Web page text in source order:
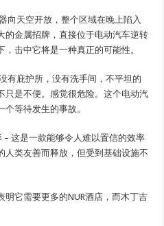
向天空开放，整个区域在晚上陷入
的金属招牌，直接位于电动汽车逆转
击中它将是一种真正的可能性。
有庇护所，没有洗手间，不平坦的
只是不便。感觉很危险。这个电动汽
等待发生的事故。
– 这是一款能够令人难以置信的效率
人类友善而释放，但受到基础设施不
它需要更多的NUR酒店，而木丁吉